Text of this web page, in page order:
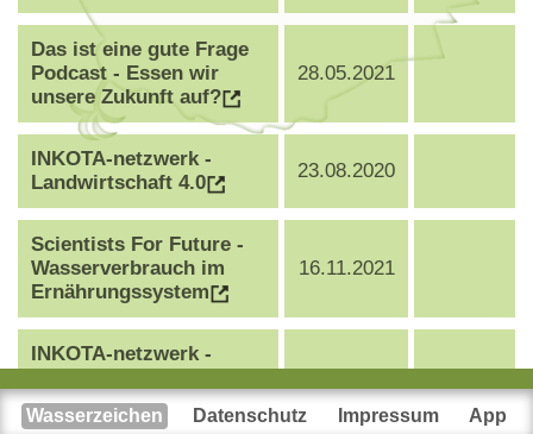
Das ist eine gute Frage
Podcast - Essen wir
unsere Zukunft auf?
28.05.2021
INKOTA-netzwerk -
Landwirtschaft 4.0
23.08.2020
Scientists For Future -
Wasserverbrauch im
Ernährungssystem
16.11.2021
INKOTA-netzwerk -
Wasserzeichen Datenschutz Impressum App